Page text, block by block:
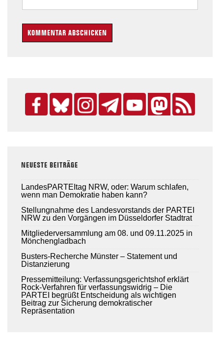
NEUESTE BEITRÄGE
LandesPARTEItag NRW, oder: Warum schlafen,
wenn man Demokratie haben kann?
Stellungnahme des Landesvorstands der PARTEI
NRW zu den Vorgängen im Düsseldorfer Stadtrat
Mitgliederversammlung am 08. und 09.11.2025 in
Mönchengladbach
Busters-Recherche Münster – Statement und
Distanzierung
Pressemitteilung: Verfassungsgerichtshof erklärt
Rock-Verfahren für verfassungswidrig – Die
PARTEI begrüßt Entscheidung als wichtigen
Beitrag zur Sicherung demokratischer
Repräsentation